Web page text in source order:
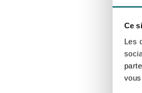
Ce
Les